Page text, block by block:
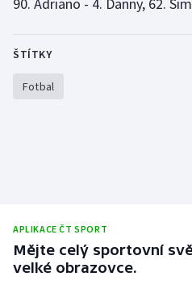
Parasport
Plavání
90. Adriano - 4. Danny, 62.
ŠTÍTKY
Fotbal
APLIKACE ČT SPORT
Mějte celý sportovní
velké obrazovce.